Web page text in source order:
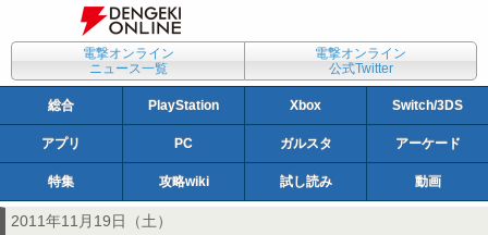
電撃オンライン
ニュース一覧
電撃オンライン
公式Twitter
総合 PlayStation Xbox Switch/3DS
アプリ PC ガルスタ アーケード
特集 攻略wiki 試し読み 動画
2011年11月19日（土）